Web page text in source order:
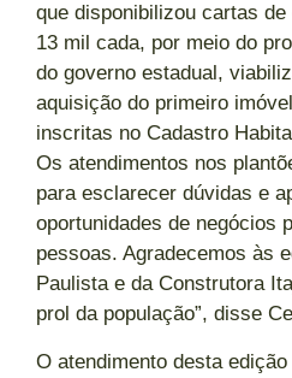
que disponibilizou cartas
13 mil cada, por meio do
do governo estadual,
aquisição do primeiro
inscritas no Cadastro
Os atendimentos nos
para esclarecer dúvidas e
oportunidades de negócios
pessoas. Agradecemos às
Paulista e da Construtora
prol da população”, disse
O atendimento desta